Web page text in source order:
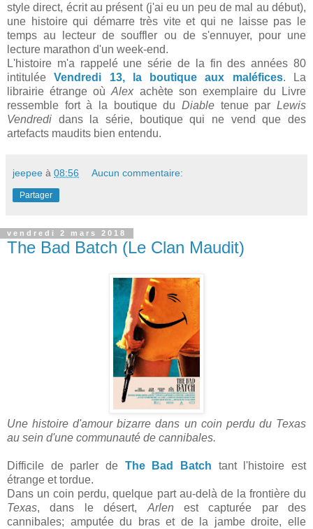
style direct, écrit au présent (j'ai eu un peu de mal au début),
une histoire qui démarre très vite et qui ne laisse pas le
temps au lecteur de souffler ou de s'ennuyer, pour une
lecture marathon d'un week-end.
L'histoire m'a rappelé une série de la fin des années 80
intituléeVendredi 13, la boutique aux maléfices. La
librairie étrange oùAlex achète son exemplaire du Livre
ressemble fort à la boutique du Diable tenue par Lewis
Vendredi dans la série, boutique qui ne vend que des
artefacts maudits bien entendu.
jeepee à 08:56 Aucun commentaire:
Partager
vendredi 2 mars 2018
The Bad Batch (Le Clan Maudit)
Une histoire d'amour bizarre dans un coin perdu du Texas
au sein d'une communauté de cannibales.
Difficile de parler de The Bad Batch tant l'histoire est
étrange et tordue.
Dans un coin perdu, quelque part au-delà de la frontière du
Texas, dans le désert, Arlen est capturée par des
cannibales; amputée du bras et de la jambe droite, elle